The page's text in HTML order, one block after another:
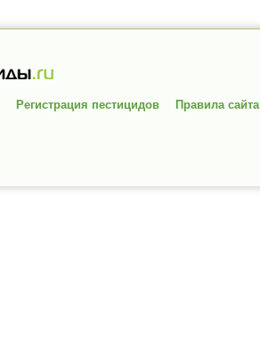
Регистрация пестицидов Правила сайта